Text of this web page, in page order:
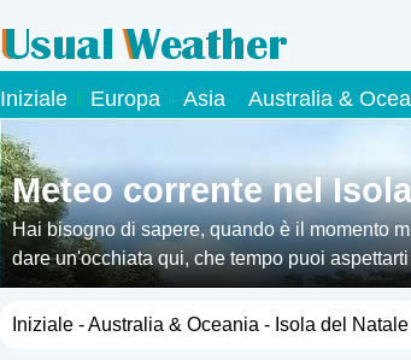
Iniziale Europa Asia Australia &
Meteo corrente nel
Hai bisogno di sapere, quando è il momento
dare un'occhiata qui, che tempo puoi
Iniziale-Australia & Oceania - Isola del Natale